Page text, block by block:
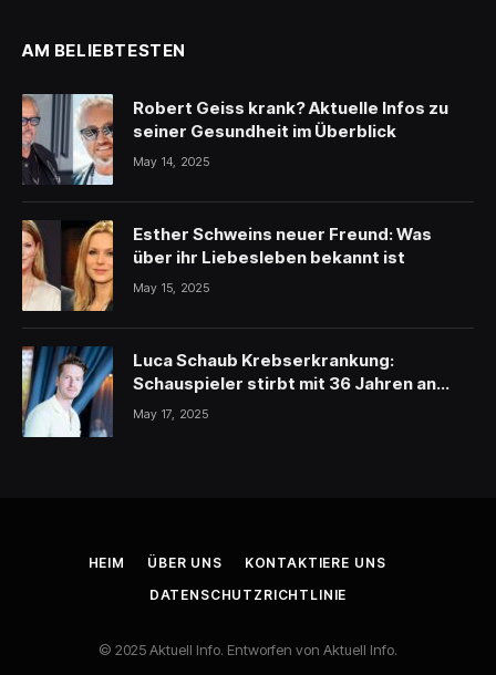
AM BELIEBTESTEN
Robert Geiss krank? Aktuelle Infos zu
seiner Gesundheit im Überblick
May 14, 2025
Esther Schweins neuer Freund: Was
über ihr Liebesleben bekannt ist
May 15, 2025
Luca Schaub Krebserkrankung:
Schauspieler stirbt mit 36 Jahren an
schwerer Krankheit
May 17, 2025
HEIM ÜBER UNS
KONTAKTIERE UNS
DATENSCHUTZRICHTLINIE
© 2025 Aktuell Info. Entworfen von Aktuell Info.